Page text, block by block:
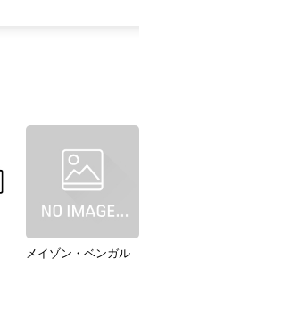
メイゾン・ベンガル